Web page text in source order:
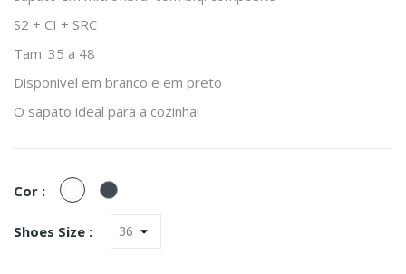
S2 + CI + SRC
Tam: 35 a 48
Disponivel em branco e em preto
O sapato ideal para a cozinha!
Cor : BrancoPreto
Shoes Size :